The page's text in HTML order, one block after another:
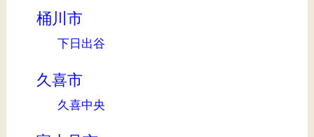
桶川市
下日出谷
久喜市
久喜中央